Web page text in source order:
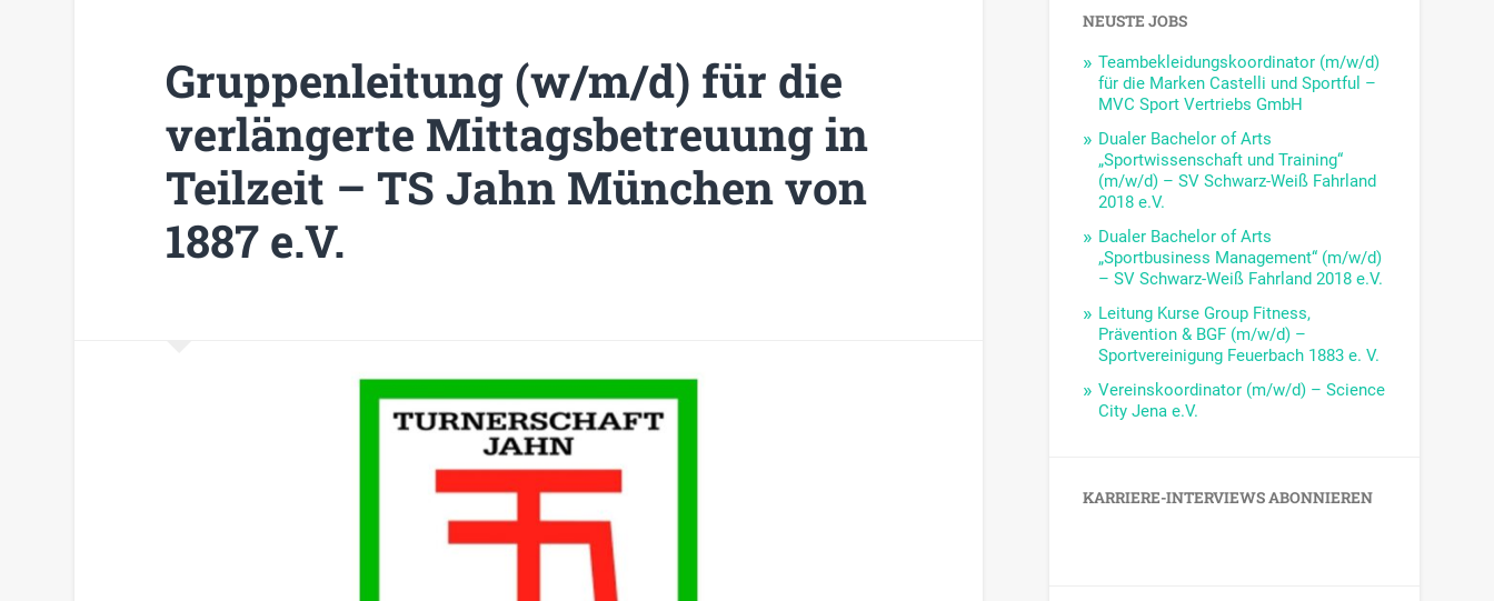
Gruppenleitung (w/m/d) für die
verlängerte Mittagsbetreuung in
Teilzeit – TS Jahn München von
1887 e.V.
NEUSTE JOBS
Teambekleidungskoordinator (m/w/d)
für die Marken Castelli und Sportful –
MVC Sport Vertriebs GmbH
Dualer Bachelor of Arts
„Sportwissenschaft und Training“
(m/w/d) – SV Schwarz-Weiß Fahrland
2018 e.V.
Dualer Bachelor of Arts
„Sportbusiness Management“ (m/w/d)
– SV Schwarz-Weiß Fahrland 2018 e.V.
Leitung Kurse Group Fitness,
Prävention & BGF (m/w/d) –
Sportvereinigung Feuerbach 1883 e. V.
Vereinskoordinator (m/w/d) – Science
City Jena e.V.
KARRIERE-INTERVIEWS ABONNIEREN